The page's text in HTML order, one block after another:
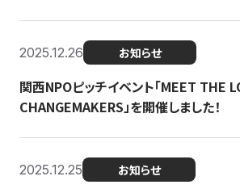
2025.12.26 お知らせ
関西NPOピッチイベント「MEET THE
CHANGEMAKERS」を開催しました！
2025.12.25 お知らせ